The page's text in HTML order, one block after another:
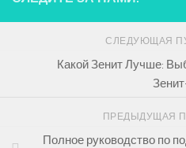
СЛЕДУЮЩАЯ
Какой Зенит Лучше:
ПРЕДЫДУЩАЯ
Полное руководство по